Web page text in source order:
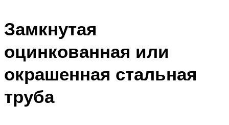
Замкнутая
оцинкованная или
окрашенная стальная
труба